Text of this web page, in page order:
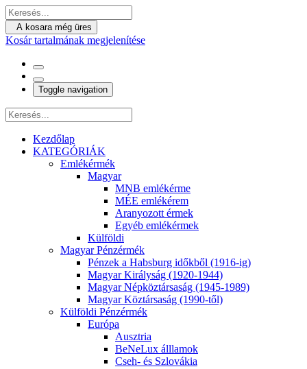
A kosara még üres
Kosár tartalmának megjelenítése
Toggle navigation
Kezdőlap
KATEGÓRIÁK
Emlékérmék
Magyar
MNB emlékérme
MÉE emlékérem
Aranyozott érmek
Egyéb emlékérmek
Külföldi
Magyar Pénzérmék
Pénzek a Habsburg időkből (1916-ig)
Magyar Királyság (1920-1944)
Magyar Népköztársaság (1945-1989)
Magyar Köztársaság (1990-től)
Külföldi Pénzérmék
Európa
Ausztria
BeNeLux álllamok
Cseh- és Szlovákia